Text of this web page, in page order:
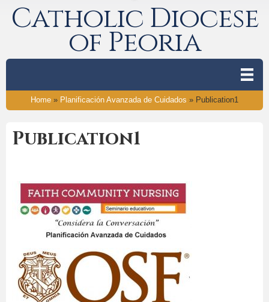
Catholic Diocese
of Peoria
Home » Planificación Avanzada de Cuidados » Publication1
Publication1